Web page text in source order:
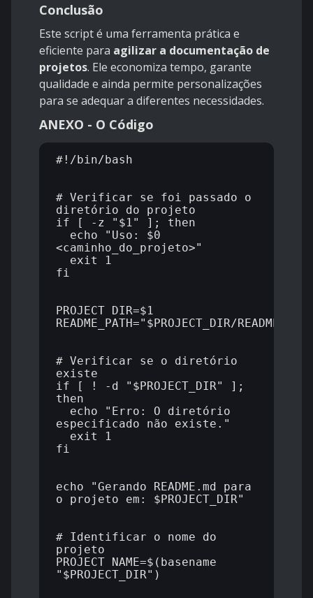
Conclusão
Este script é uma ferramenta prática e
eficiente para agilizar a documentação de
projetos. Ele economiza tempo, garante
qualidade e ainda permite personalizações
para se adequar a diferentes necessidades.
ANEXO - O Código
#!/bin/bash
# Verificar se foi passado o
diretório do projeto
if [ -z "$1" ]; then
echo "Uso: $0
<caminho_do_projeto>"
exit 1
fi
PROJECT_DIR=$1
README_PATH="$PROJECT_DIR/README.md"
# Verificar se o diretório
existe
if [ ! -d "$PROJECT_DIR" ];
then
echo "Erro: O diretório
especificado não existe."
exit 1
fi
echo "Gerando README.md para
o projeto em: $PROJECT_DIR"
# Identificar o nome do
projeto
PROJECT_NAME=$(basename
"$PROJECT_DIR")